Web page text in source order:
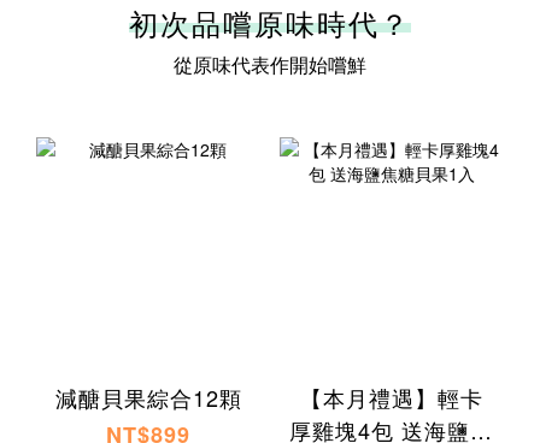
初次品嚐原味時代？
從原味代表作開始嚐鮮
減醣貝果綜合12顆
NT$899
【本月禮遇】輕卡
厚雞塊4包 送海鹽焦